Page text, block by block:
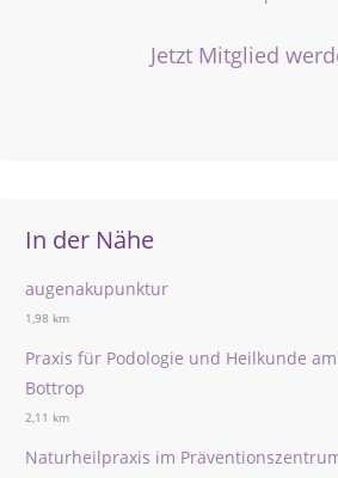
Jetzt Mitglied
In der Nähe
augenakupunktur
1,98 km
Praxis für Podologie und Heilkunde
Bottrop
2,11 km
Naturheilpraxis im